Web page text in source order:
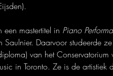
mastertitel in Piano
Saulnier. Daarvoor studeerde
van het
in Toronto. Ze is de artistiek